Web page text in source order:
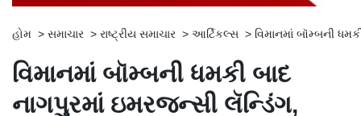
હોમ > સમાચાર > રાષ્ટ્રીય સમાચાર > આર્ટિકલ્સ > વિમાનમાં બૉમ્બની
વિમાનમાં બૉમ્બની ધમકી બાદ
નાગપુરમાં ઇમરજન્સી લૅન્ડિંગ,